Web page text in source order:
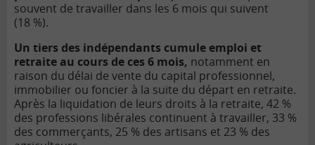
souvent de travailler dans les 6 mois qui suivent
(18 %).
Un tiers des indépendants cumule emploi et
retraite au cours de ces 6 mois, notamment en
raison du délai de vente du capital professionnel,
immobilier ou foncier à la suite du départ en retraite.
Après la liquidation de leurs droits à la retraite, 42 %
des professions libérales continuent à travailler, 33 %
des commerçants, 25 % des artisans et 23 % des